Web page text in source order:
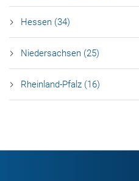
Hessen (34)
Niedersachsen (25)
Rheinland-Pfalz (16)